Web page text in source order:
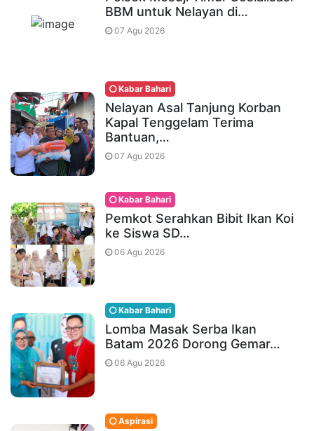
BBM untuk Nelayan di…
07 Agu 2026
Kabar Bahari
Nelayan Asal Tanjung Korban
Kapal Tenggelam Terima
Bantuan,…
07 Agu 2026
Kabar Bahari
Pemkot Serahkan Bibit Ikan Koi
ke Siswa SD…
06 Agu 2026
Kabar Bahari
Lomba Masak Serba Ikan
Batam 2026 Dorong Gemar…
06 Agu 2026
Aspirasi